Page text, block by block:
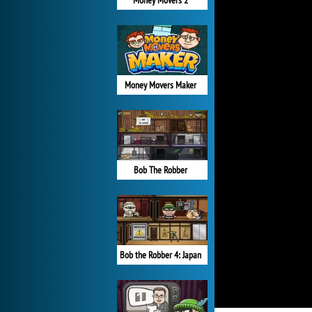
Money Movers Maker
Bob The Robber
Bob the Robber 4: Japan